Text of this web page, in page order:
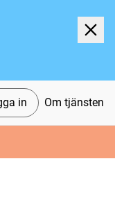
in Om tjänsten